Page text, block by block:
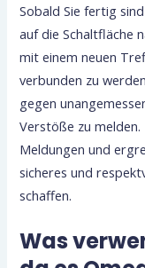
Sobald Sie fertig
auf die Schaltfläche
mit einem neuen
verbunden zu
gegen
Verstöße zu
Meldungen und
sicheres und
schaffen.
Was